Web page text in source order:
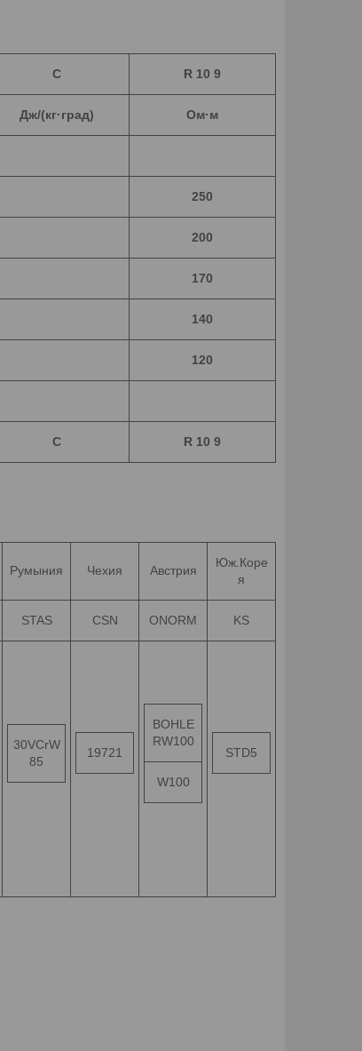
C R 10 9
Дж/(кг·град) Ом·м
250
200
170
140
120
C R 10 9
Румыния Чехия Австрия
Юж.Коре
я
STAS CSN ONORM KS
30VCrW
85
19721
BOHLE
RW100
W100
STD5